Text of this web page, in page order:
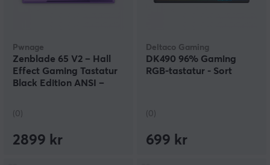
Pwnage
Zenblade 65 V2 – Hall
Effect Gaming Tastatur
Black Edition ANSI –
(0)
2899 kr
Deltaco Gaming
DK490 96% Gaming
RGB-tastatur - Sort
(0)
699 kr